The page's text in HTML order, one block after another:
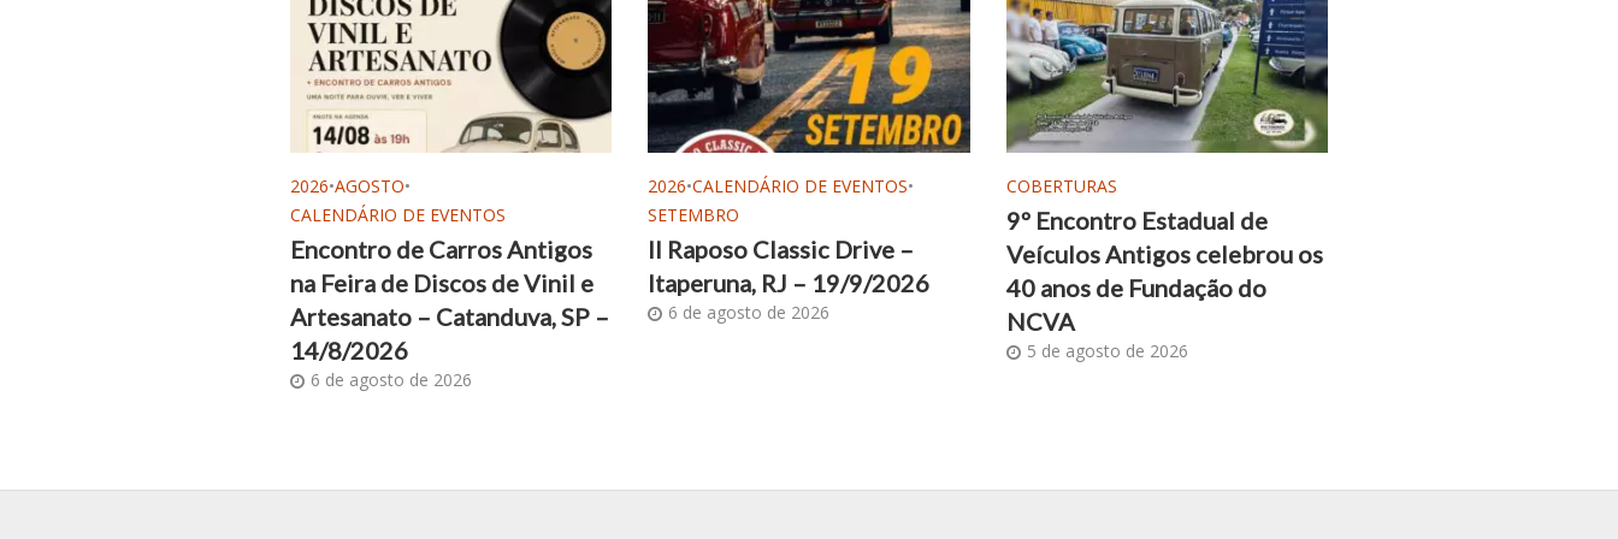
2026•AGOSTO•
CALENDÁRIO DE EVENTOS
Encontro de Carros Antigos
na Feira de Discos de Vinil e
Artesanato – Catanduva, SP –
14/8/2026
6 de agosto de 2026
2026•CALENDÁRIO DE EVENTOS•
SETEMBRO
II Raposo Classic Drive –
Itaperuna, RJ – 19/9/2026
6 de agosto de 2026
COBERTURAS
9º Encontro Estadual de
Veículos Antigos celebrou os
40 anos de Fundação do
NCVA
5 de agosto de 2026